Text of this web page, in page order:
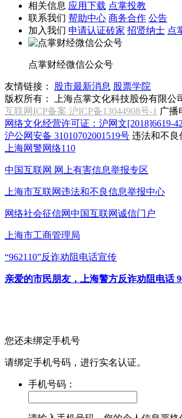
相关信息 应用下载 点掌投教
联系我们 帮助中心 商务合作 公告
加入我们 申请认证砖家 招贤纳士 点
点掌财经微信公众号
友情链接： 股市最新消息 股票学院
版权所有：
上海点掌文化科技股份有限公
互联网ICP备案 沪ICP备13044908号-1 广播
网络文化经营许可证：沪网文[2018]6619-
沪公网安备 31010702001519号 违法和不良
上海网警网络110
中国互联网 网上有害信息举报专区
上海市互联网违法和不良信息举报中心
网络社会征信网中国互联网诚信门户
上海市工商管理局
“962110”反诈劝阻电话宣传
亲爱的市民朋友，上海警方反诈劝阻电话
您还未绑定手机号
请绑定手机号码，进行实名认证。
手机号码：